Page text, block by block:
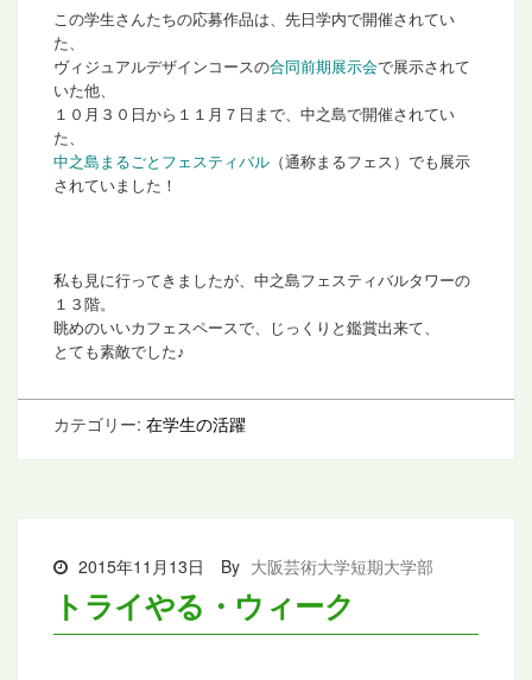
この学生さんたちの応募作品は、先日学内で開催されてい
た、
ヴィジュアルデザインコースの合同前期展示会で展示されて
いた他、
１０月３０日から１１月７日まで、中之島で開催されてい
た、
中之島まるごとフェスティバル （通称まるフェス）でも 展示
されていました！
私も見に行ってきましたが、 中之島フェスティバルタワーの
１３階。
眺めのいいカフェスペースで、
じっくりと鑑賞出来て、
とても素敵でした♪
カテゴリー: 在学生の活躍
2015年11月13日 By 大阪芸術大学短期大学部
トライやる・ウィーク